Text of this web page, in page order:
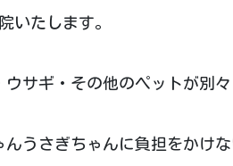
いたします。
サギ・その他のペットが別
うさぎちゃんに負担をかけな